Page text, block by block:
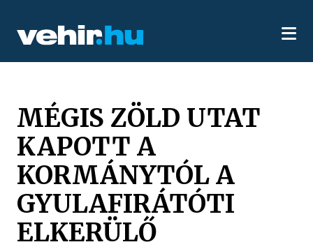
MÉGIS ZÖLD UTAT
KAPOTT A
KORMÁNYTÓL A
GYULAFIRÁTÓTI
ELKERÜLŐ